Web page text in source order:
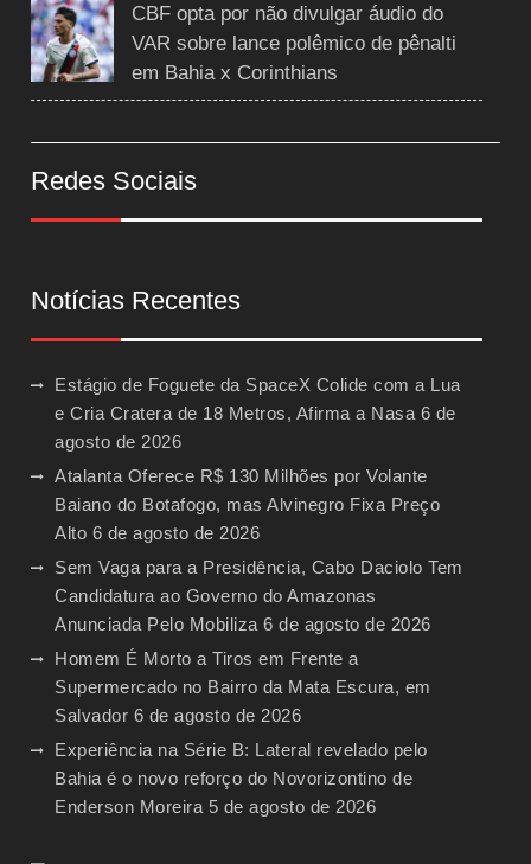
CBF opta por não divulgar áudio do
VAR sobre lance polêmico de pênalti
em Bahia x Corinthians
Redes Sociais
Notícias Recentes
Estágio de Foguete da SpaceX Colide com a Lua
e Cria Cratera de 18 Metros, Afirma a Nasa 6 de
agosto de 2026
Atalanta Oferece R$ 130 Milhões por Volante
Baiano do Botafogo, mas Alvinegro Fixa Preço
Alto 6 de agosto de 2026
Sem Vaga para a Presidência, Cabo Daciolo Tem
Candidatura ao Governo do Amazonas
Anunciada Pelo Mobiliza 6 de agosto de 2026
Homem É Morto a Tiros em Frente a
Supermercado no Bairro da Mata Escura, em
Salvador 6 de agosto de 2026
Experiência na Série B: Lateral revelado pelo
Bahia é o novo reforço do Novorizontino de
Enderson Moreira 5 de agosto de 2026